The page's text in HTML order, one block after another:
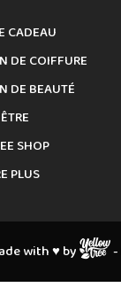
CADEAU
DE COIFFURE
DE BEAUTÉ
SHOP
PLUS
with ♥ by -